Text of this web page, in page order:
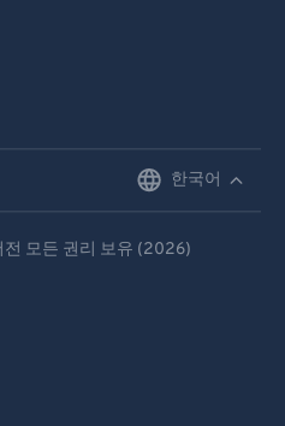
한국어
모든 권리 보유 (2026)